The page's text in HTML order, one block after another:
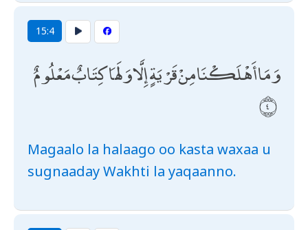
15:4
وَمَا أَهْلَكْنَا مِنْ قَرْيَةٍ إِلَّا وَلَهَا كِتَابٌ مَعْلُومٌ
Magaalo la halaago oo kasta waxaa u
sugnaaday Wakhti la yaqaanno.